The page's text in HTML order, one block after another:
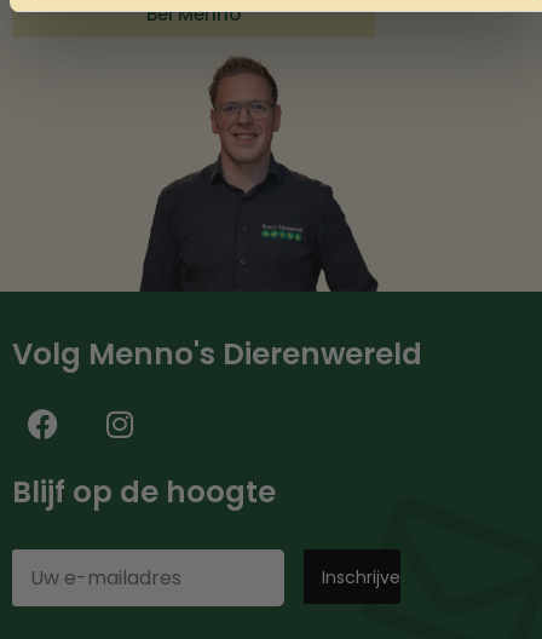
Bel Menno
Volg Menno's Dierenwereld
Blijf op de hoogte